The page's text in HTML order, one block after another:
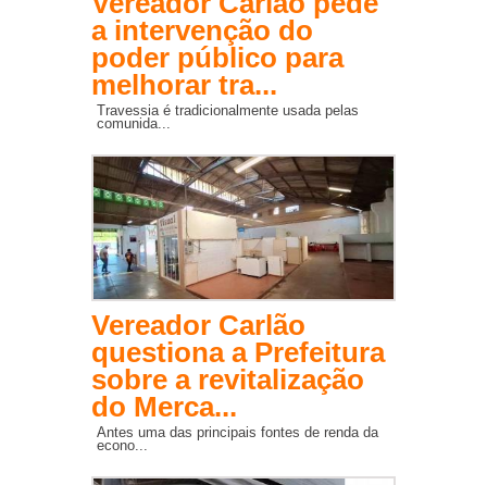
a intervenção do
poder público para
melhorar tra...
Travessia é tradicionalmente usada pelas
comunida...
Vereador Carlão
questiona a Prefeitura
sobre a revitalização
do Merca...
Antes uma das principais fontes de renda da
econo...